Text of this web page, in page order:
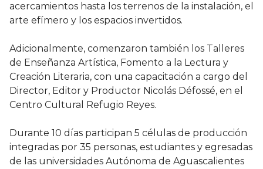
acercamientos hasta los terrenos de la instalación, el
arte efímero y los espacios invertidos.
Adicionalmente, comenzaron también los Talleres
de Enseñanza Artística, Fomento a la Lectura y
Creación Literaria, con una capacitación a cargo del
Director, Editor y Productor Nicolás Défossé, en el
Centro Cultural Refugio Reyes.
Durante 10 días participan 5 células de producción
integradas por 35 personas, estudiantes y egresadas
de las universidades Autónoma de Aguascalientes